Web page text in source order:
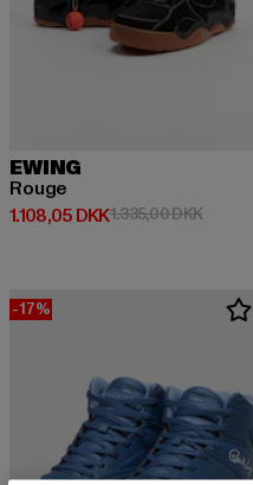
EWING
Rouge
1.108,05 DKK
Nuværende pris: 1.108,05 DKK
1.335,00 DKK
-17%